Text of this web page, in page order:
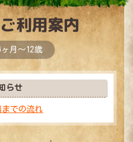
利用案内
月～12歳
らせ
までの流れ